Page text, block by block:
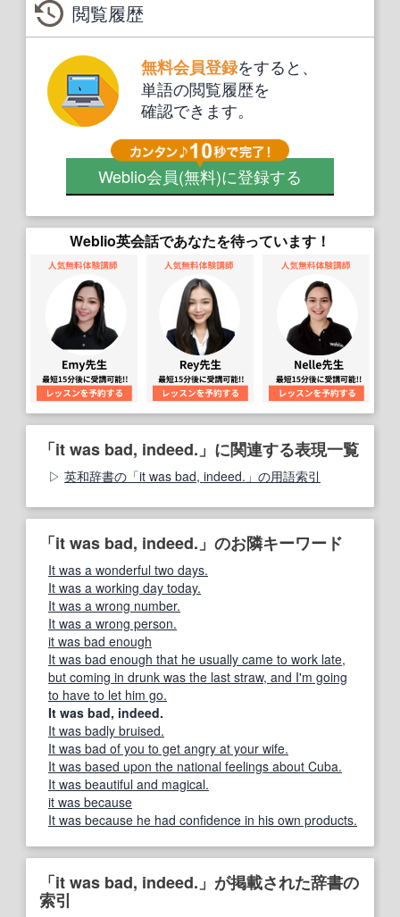
閲覧履歴
無料会員登録をすると、
単語の閲覧履歴を
確認できます。
Weblio会員(無料)に登録する
Weblio英会話であなたを待っています！
「it was bad, indeed.」に関連する表現一覧
英和辞書の「it was bad, indeed.」の用語索引
「it was bad, indeed.」のお隣キーワード
It was a wonderful two days.
It was a working day today.
It was a wrong number.
It was a wrong person.
it was bad enough
It was bad enough that he usually came to work late,
but coming in drunk was the last straw, and I'm going
to have to let him go.
It was bad, indeed.
It was badly bruised.
It was bad of you to get angry at your wife.
It was based upon the national feelings about Cuba.
It was beautiful and magical.
it was because
It was because he had confidence in his own products.
「it was bad, indeed.」が掲載された辞書の
索引